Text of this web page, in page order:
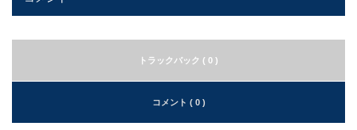
トラックバック ( 0 )
コメント ( 0 )